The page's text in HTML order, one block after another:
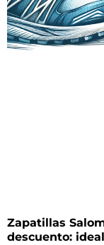
Zapatillas
descuento: